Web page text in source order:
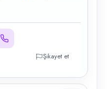
Şikayet et